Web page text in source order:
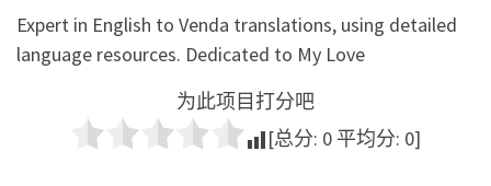
Expert in English to Venda translations, using detailed
language resources. Dedicated to My Love
为此项目打分吧
[总分: 0 平均分: 0]